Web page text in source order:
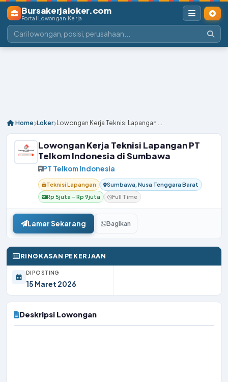
Bursakerjaloker.com
Portal Lowongan Kerja
Home Loker Lowongan Kerja Teknisi Lapangan ...
Lowongan Kerja Teknisi Lapangan PT
Telkom Indonesia di Sumbawa
PT Telkom Indonesia
Teknisi Lapangan
Sumbawa, Nusa Tenggara Barat
Rp 5juta – Rp 9juta
Full Time
Lamar Sekarang Bagikan
RINGKASAN PEKERJAAN
DIPOSTING
15 Maret 2026
Deskripsi Lowongan